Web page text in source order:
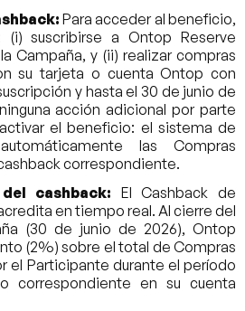
Para acceder al beneficio,
suscribirse a Ontop Reserve
Campaña, y (ii) realizar compras
su tarjeta o cuenta Ontop con
y hasta el 30 de junio de
acción adicional por parte
el beneficio: el sistema de
las Compras
correspondiente.
cashback: El Cashback de
en tiempo real. Al cierre del
(30 de junio de 2026), Ontop
(2%) sobre el total de Compras
el Participante durante el período
correspondiente en su cuenta